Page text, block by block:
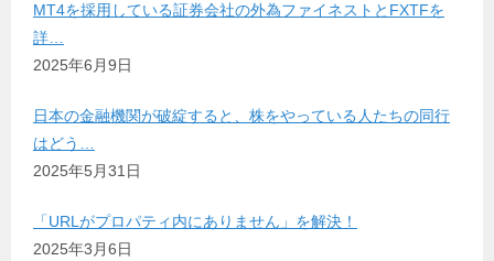
MT4を採用している証券会社の外為ファイネストとFXTFを
詳…
2025年6月9日
日本の金融機関が破綻すると、株をやっている人たちの同行
はどう…
2025年5月31日
「URLがプロパティ内にありません」を解決！
2025年3月6日